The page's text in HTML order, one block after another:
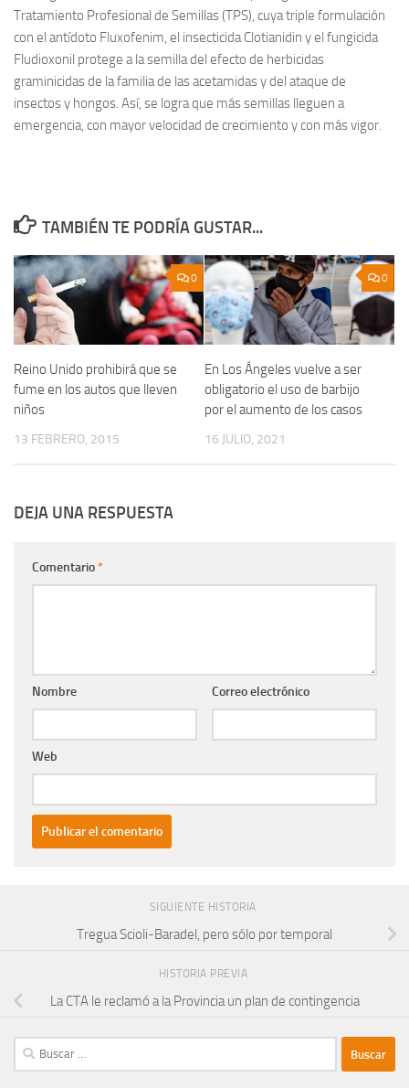
Tratamiento Profesional de Semillas (TPS), cuya triple formulación
con el antídoto Fluxofenim, el insecticida Clotianidin y el fungicida
Fludioxonil protege a la semilla del efecto de herbicidas
graminicidas de la familia de las acetamidas y del ataque de
insectos y hongos. Así, se logra que más semillas lleguen a
emergencia, con mayor velocidad de crecimiento y con más vigor.
TAMBIÉN TE PODRÍA GUSTAR...
0
Reino Unido prohibirá que se
fume en los autos que lleven
niños
13 FEBRERO, 2015
0
En Los Ángeles vuelve a ser
obligatorio el uso de barbijo
por el aumento de los casos
16 JULIO, 2021
DEJA UNA RESPUESTA
Comentario*
Nombre Correo electrónico
Web
SIGUIENTE HISTORIA
Tregua Scioli-Baradel, pero sólo por temporal
HISTORIA PREVIA
La CTA le reclamó a la Provincia un plan de contingencia
Buscar: